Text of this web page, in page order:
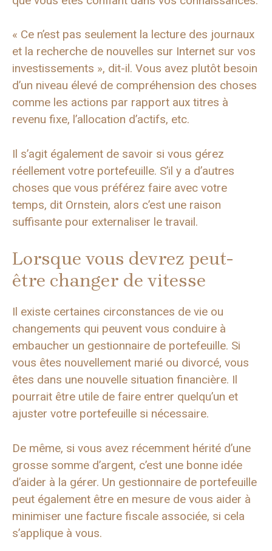
« Ce n’est pas seulement la lecture des journaux
et la recherche de nouvelles sur Internet sur vos
investissements », dit-il. Vous avez plutôt besoin
d’un niveau élevé de compréhension des choses
comme les actions par rapport aux titres à
revenu fixe, l’allocation d’actifs, etc.
Il s’agit également de savoir si vous gérez
réellement votre portefeuille. S’il y a d’autres
choses que vous préférez faire avec votre
temps, dit Ornstein, alors c’est une raison
suffisante pour externaliser le travail.
Lorsque vous devrez peut-
être changer de vitesse
Il existe certaines circonstances de vie ou
changements qui peuvent vous conduire à
embaucher un gestionnaire de portefeuille. Si
vous êtes nouvellement marié ou divorcé, vous
êtes dans une nouvelle situation financière. Il
pourrait être utile de faire entrer quelqu’un et
ajuster votre portefeuille si nécessaire.
De même, si vous avez récemment hérité d’une
grosse somme d’argent, c’est une bonne idée
d’aider à la gérer. Un gestionnaire de portefeuille
peut également être en mesure de vous aider à
minimiser une facture fiscale associée, si cela
s’applique à vous.